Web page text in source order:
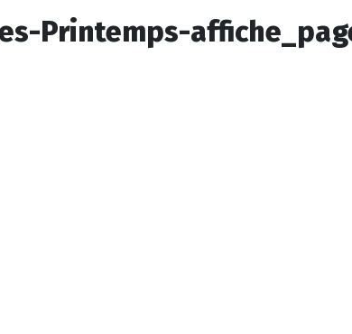
Printemps-